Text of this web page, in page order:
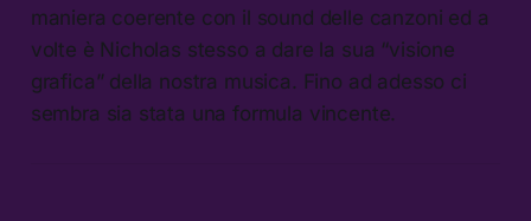
maniera coerente con il sound delle canzoni ed a
volte è Nicholas stesso a dare la sua “visione
grafica” della nostra musica. Fino ad adesso ci
sembra sia stata una formula vincente.